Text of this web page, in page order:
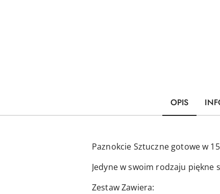
OPIS
Paznokcie Sztuczne gotowe w
Jedyne w swoim rodzaju piękne
Zestaw Zawiera: